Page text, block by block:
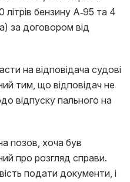
бензину А‑95 та 4
за договором від
на відповідача судові
тим, що відповідач не
відпуску пального на
позов, хоча був
про розгляд справи.
подати документи, і